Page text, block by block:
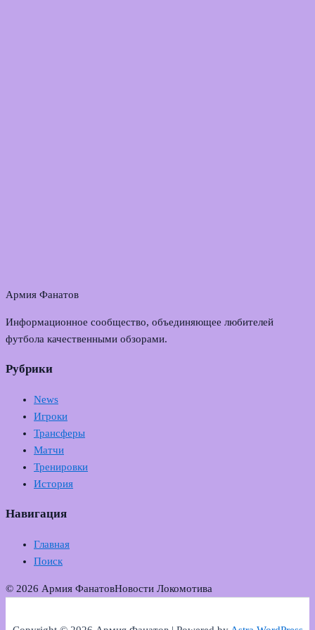
Армия Фанатов
Информационное сообщество, объединяющее любителей
футбола качественными обзорами.
Рубрики
News
Игроки
Трансферы
Матчи
Тренировки
История
Навигация
Главная
Поиск
© 2026 Армия ФанатовНовости Локомотива